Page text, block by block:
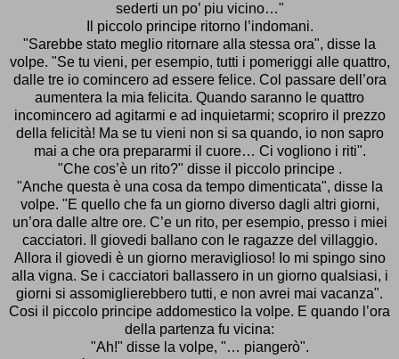
sederti un po’ piu vicino…"
Il piccolo principe ritorno l’indomani.
"Sarebbe stato meglio ritornare alla stessa ora", disse la
volpe. "Se tu vieni, per esempio, tutti i pomeriggi alle quattro,
dalle tre io comincero ad essere felice. Col passare dell’ora
aumentera la mia felicita. Quando saranno le quattro
incomincero ad agitarmi e ad inquietarmi; scopriro il prezzo
della felicità! Ma se tu vieni non si sa quando, io non sapro
mai a che ora prepararmi il cuore… Ci vogliono i riti".
"Che cos’è un rito?" disse il piccolo principe .
"Anche questa è una cosa da tempo dimenticata", disse la
volpe. "E quello che fa un giorno diverso dagli altri giorni,
un’ora dalle altre ore. C’e un rito, per esempio, presso i miei
cacciatori. Il giovedi ballano con le ragazze del villaggio.
Allora il giovedi è un giorno meraviglioso! Io mi spingo sino
alla vigna. Se i cacciatori ballassero in un giorno qualsiasi, i
giorni si assomiglierebbero tutti, e non avrei mai vacanza".
Cosi il piccolo principe addomestico la volpe. E quando l’ora
della partenza fu vicina:
"Ah!" disse la volpe, "… piangerò".